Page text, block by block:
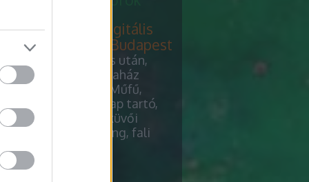
digitális
ügynökség Budapest
Szakítás után,
irodaház
Hollandpázsit, Műfű,
webáruház, szórólap tartó,
mosó, esküvői
digital marketing, fali
Google ADS